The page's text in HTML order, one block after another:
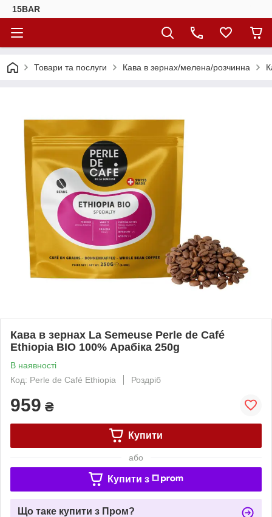
15BAR
Товари та послуги Кава в зернах/мелена/розчинна
Кава в зернах La Semeuse Perle de Café
Ethiopia BIO 100% Арабіка 250g
В наявності
Код: Perle de Café Ethiopia
Роздріб
959 ₴
Купити
або
Купити з
Що таке купити з Пром?